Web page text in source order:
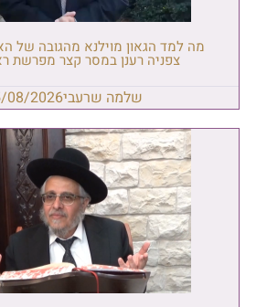
מה למד הגאון מוילנא מהגובה של
צפניה רענן במסר קצר מפרשת
שלמה שרעבי08/2026